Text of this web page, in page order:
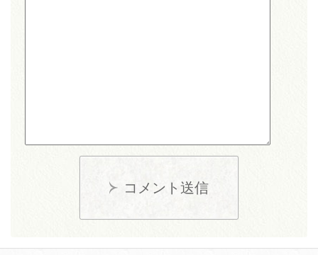
コメント送信